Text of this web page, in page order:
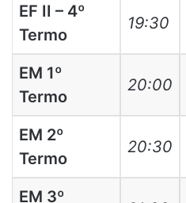
EF II – 4º
Termo
19:30
EM 1º
Termo
20:00
EM 2º
Termo
20:30
EM 3º